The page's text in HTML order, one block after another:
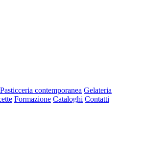
Pasticceria contemporanea Gelateria
Formazione Cataloghi Contatti